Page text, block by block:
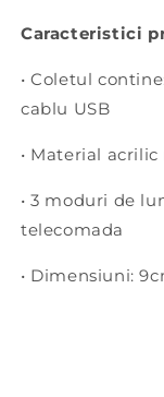
Caracteristici
• Coletul
cablu USB
• Material
• 3 moduri de
telecomada
• Dimensiuni: